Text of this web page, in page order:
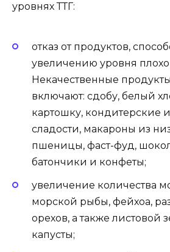
уровнях ТТГ:
отказ от продуктов,
увеличению уровня
Некачественные
включают: сдобу, белый
картошку, кондитерские
сладости, макароны из
пшеницы, фаст-фуд,
батончики и конфеты;
увеличение количества
морской рыбы, фейхоа,
орехов, а также листовой
капусты;